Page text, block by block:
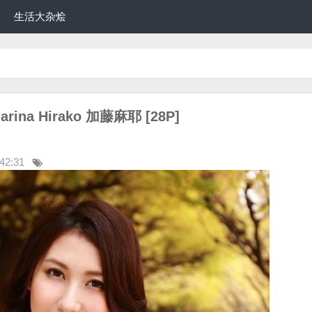
生活大杂烩
Hirako 加藤麻耶 [28P]